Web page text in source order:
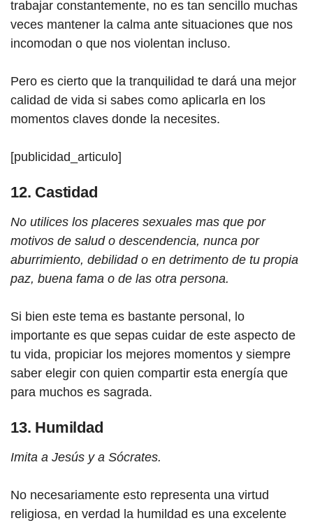
trabajar constantemente, no es tan sencillo muchas
veces mantener la calma ante situaciones que nos
incomodan o que nos violentan incluso.
Pero es cierto que la tranquilidad te dará una mejor
calidad de vida si sabes como aplicarla en los
momentos claves donde la necesites.
[publicidad_articulo]
12. Castidad
No utilices los placeres sexuales mas que por
motivos de salud o descendencia, nunca por
aburrimiento, debilidad o en detrimento de tu propia
paz, buena fama o de las otra persona.
Si bien este tema es bastante personal, lo
importante es que sepas cuidar de este aspecto de
tu vida, propiciar los mejores momentos y siempre
saber elegir con quien compartir esta energía que
para muchos es sagrada.
13. Humildad
Imita a Jesús y a Sócrates.
No necesariamente esto representa una virtud
religiosa, en verdad la humildad es una excelente